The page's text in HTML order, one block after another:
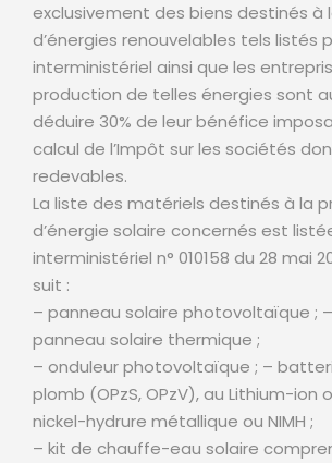
exclusivement des biens destinés à
d’énergies renouvelables tels listés
interministériel ainsi que les
production de telles énergies sont
déduire 30% de leur bénéfice
calcul de l’Impôt sur les sociétés
redevables.
La liste des matériels destinés à la
d’énergie solaire concernés est
interministériel n° 010158 du 28 mai
suit :
– panneau solaire photovoltaïque ;
panneau solaire thermique ;
– onduleur photovoltaïque ; –
plomb (OPzS, OPzV), au Lithium-ion
nickel-hydrure métallique ou NIMH ;
– kit de chauffe-eau solaire